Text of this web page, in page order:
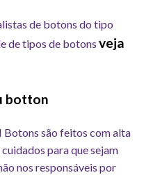
de botons do tipo
de tipos de botons veja
botton
Botons são feitos com alta
para que sejam
nos responsáveis por